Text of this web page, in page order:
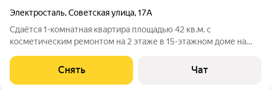
Электросталь,Советская улица,17А
Сдаётся 1-комнатная квартира площадью 42 кв.м. с
косметическим ремонтом на 2 этаже в 15-этажном доме на
Холодильник Микроволновка Дом - кирпичный. В подъезде 2
лифта - 1 грузовой и 1
Снять Чат